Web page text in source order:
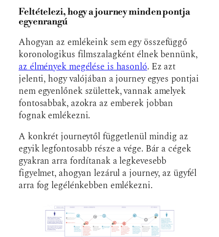
Feltételezi, hogy a journey minden pontja
egyenrangú
Ahogyan az emlékeink sem egy összefüggő
koronologikus filmszalagként élnek bennünk,
az élmények megélése is hasonló. Ez azt
jelenti, hogy valójában a journey egyes pontjai
nem egyenlőnek születtek, vannak amelyek
fontosabbak, azokra az emberek jobban
fognak emlékezni.
A konkrét journeytől függetlenül mindig az
egyik legfontosabb része a vége. Bár a cégek
gyakran arra fordítanak a legkevesebb
figyelmet, ahogyan lezárul a journey, az ügyfél
arra fog legélénkebben emlékezni.